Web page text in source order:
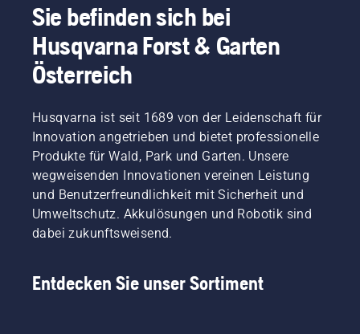
Sie befinden sich bei
Husqvarna Forst & Garten
Österreich
Husqvarna ist seit 1689 von der Leidenschaft für
Innovation angetrieben und bietet professionelle
Produkte für Wald, Park und Garten. Unsere
wegweisenden Innovationen vereinen Leistung
und Benutzerfreundlichkeit mit Sicherheit und
Umweltschutz. Akkulösungen und Robotik sind
dabei zukunftsweisend.
Entdecken Sie unser Sortiment